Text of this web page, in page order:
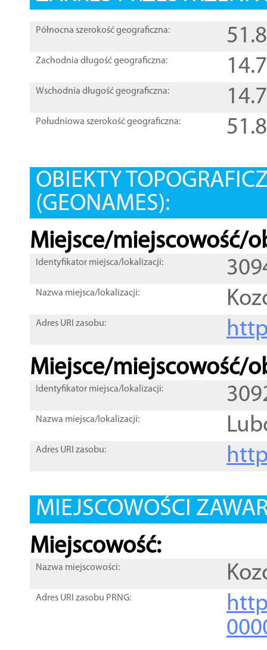
Północna szerokość geograficzna:
Zachodnia długość geograficzna:
Wschodnia długość geograficzna:
Południowa szerokość geograficzna:
OBIEKTY
(GEONAMES):
Miejsce/miejscowość/
Identyfikator miejsca/lokalizacji:
Nazwa miejsca/lokalizacji:
Adres URI zasobu:
Miejsce/miejscowość/
Identyfikator miejsca/lokalizacji:
Nazwa miejsca/lokalizacji:
Adres URI zasobu:
MIEJSCOWOŚCI
Miejscowość:
Nazwa miejscowości:
Adres URI zasobu PRNG: